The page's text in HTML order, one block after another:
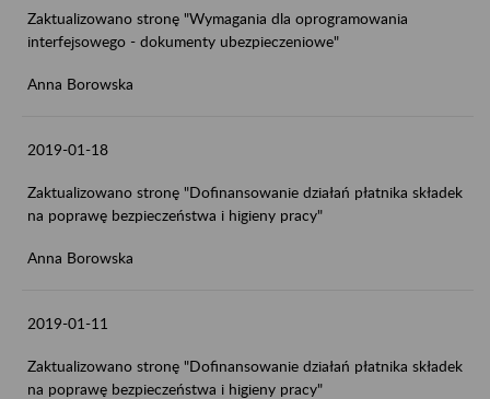
Zaktualizowano stronę "Wymagania dla oprogramowania
interfejsowego - dokumenty ubezpieczeniowe"
Anna Borowska
2019-01-18
Zaktualizowano stronę "Dofinansowanie działań płatnika składek
na poprawę bezpieczeństwa i higieny pracy"
Anna Borowska
2019-01-11
Zaktualizowano stronę "Dofinansowanie działań płatnika składek
na poprawę bezpieczeństwa i higieny pracy"